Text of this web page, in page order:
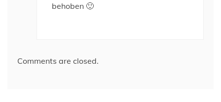
behoben 🙂
Comments are closed.